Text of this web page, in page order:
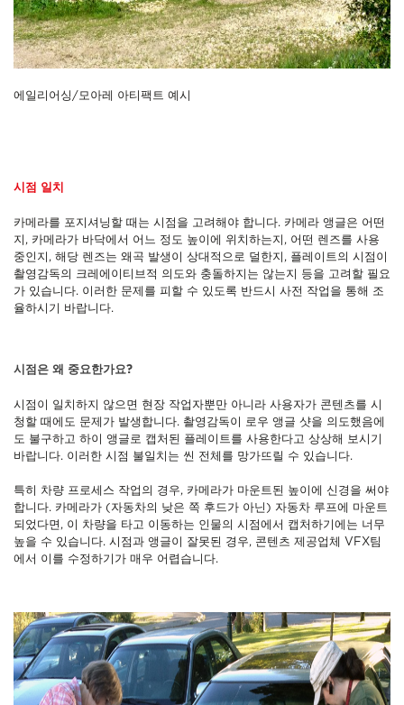
에일리어싱/모아레 아티팩트 예시
시점 일치
카메라를 포지셔닝할 때는 시점을 고려해야 합니다. 카메라 앵글은 어떤
지, 카메라가 바닥에서 어느 정도 높이에 위치하는지, 어떤 렌즈를 사용
중인지, 해당 렌즈는 왜곡 발생이 상대적으로 덜한지, 플레이트의 시점이
촬영감독의 크레에이티브적 의도와 충돌하지는 않는지 등을 고려할 필요
가 있습니다. 이러한 문제를 피할 수 있도록 반드시 사전 작업을 통해 조
율하시기 바랍니다.
시점은 왜 중요한가요?
시점이 일치하지 않으면 현장 작업자뿐만 아니라 사용자가 콘텐츠를 시
청할 때에도 문제가 발생합니다. 촬영감독이 로우 앵글 샷을 의도했음에
도 불구하고 하이 앵글로 캡처된 플레이트를 사용한다고 상상해 보시기
바랍니다. 이러한 시점 불일치는 씬 전체를 망가뜨릴 수 있습니다.
특히 차량 프로세스 작업의 경우, 카메라가 마운트된 높이에 신경을 써야
합니다. 카메라가 (자동차의 낮은 쪽 후드가 아닌) 자동차 루프에 마운트
되었다면, 이 차량을 타고 이동하는 인물의 시점에서 캡처하기에는 너무
높을 수 있습니다. 시점과 앵글이 잘못된 경우, 콘텐츠 제공업체 VFX팀
에서 이를 수정하기가 매우 어렵습니다.